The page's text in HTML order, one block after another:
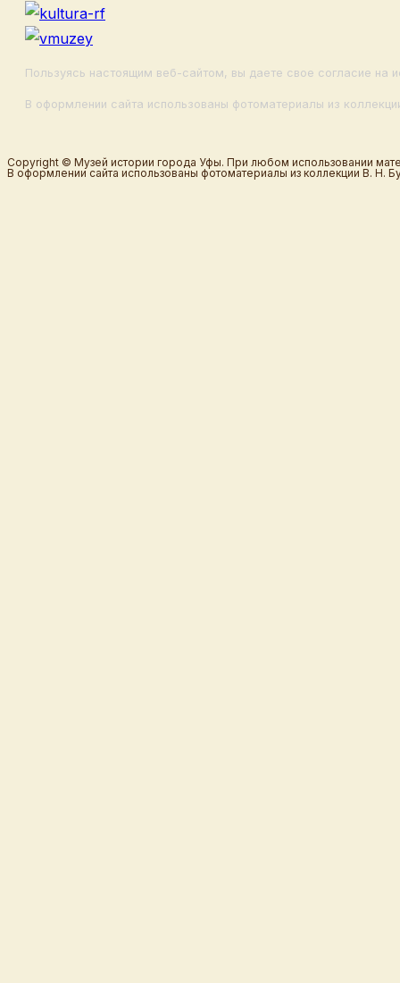
Пользуясь настоящим веб-сайтом, вы даете свое согласие на
В оформлении сайта использованы фотоматериалы из
Copyright © Музей истории города Уфы. При любом использовании
В оформлении сайта использованы фотоматериалы из коллекции В. Н.